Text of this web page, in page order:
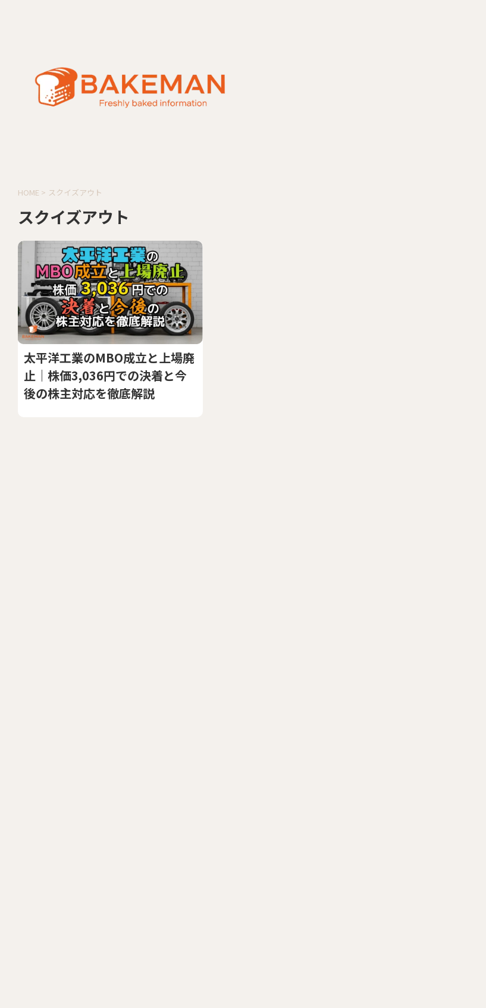
HOME > スクイズアウト
スクイズアウト
太平洋工業のMBO成立と上場廃
止｜株価3,036円での決着と今
後の株主対応を徹底解説